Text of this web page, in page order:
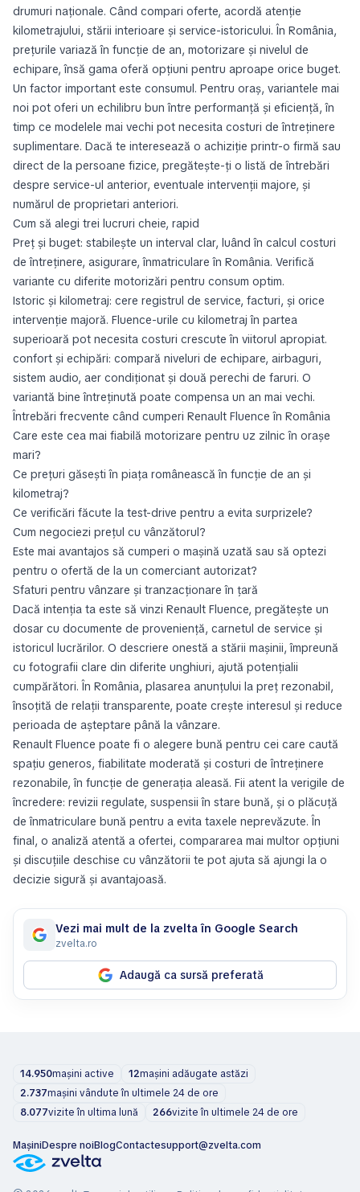
drumuri naționale. Când compari oferte, acordă atenție
kilometrajului, stării interioare și service-istoricului. În România,
prețurile variază în funcție de an, motorizare și nivelul de
echipare, însă gama oferă opțiuni pentru aproape orice buget.
Un factor important este consumul. Pentru oraș, variantele mai
noi pot oferi un echilibru bun între performanță și eficiență, în
timp ce modelele mai vechi pot necesita costuri de întreținere
suplimentare. Dacă te interesează o achiziție printr-o firmă sau
direct de la persoane fizice, pregătește-ți o listă de întrebări
despre service-ul anterior, eventuale intervenții majore, și
numărul de proprietari anteriori.
Cum să alegi trei lucruri cheie, rapid
Preț și buget: stabilește un interval clar, luând în calcul costuri
de întreținere, asigurare, înmatriculare în România. Verifică
variante cu diferite motorizări pentru consum optim.
Istoric și kilometraj: cere registrul de service, facturi, și orice
intervenție majoră. Fluence-urile cu kilometraj în partea
superioară pot necesita costuri crescute în viitorul apropiat.
confort și echipări: compară niveluri de echipare, airbaguri,
sistem audio, aer condiționat și două perechi de faruri. O
variantă bine întreținută poate compensa un an mai vechi.
Întrebări frecvente când cumperi Renault Fluence în România
Care este cea mai fiabilă motorizare pentru uz zilnic în orașe
mari?
Ce prețuri găsești în piața românească în funcție de an și
kilometraj?
Ce verificări făcute la test-drive pentru a evita surprizele?
Cum negociezi prețul cu vânzătorul?
Este mai avantajos să cumperi o mașină uzată sau să optezi
pentru o ofertă de la un comerciant autorizat?
Sfaturi pentru vânzare și tranzacționare în țară
Dacă intenția ta este să vinzi Renault Fluence, pregătește un
dosar cu documente de proveniență, carnetul de service și
istoricul lucrărilor. O descriere onestă a stării mașinii, împreună
cu fotografii clare din diferite unghiuri, ajută potențialii
cumpărători. În România, plasarea anunțului la preț rezonabil,
însoțită de relații transparente, poate crește interesul și reduce
perioada de așteptare până la vânzare.
Renault Fluence poate fi o alegere bună pentru cei care caută
spațiu generos, fiabilitate moderată și costuri de întreținere
rezonabile, în funcție de generația aleasă. Fii atent la verigile de
încredere: revizii regulate, suspensii în stare bună, și o plăcuță
de înmatriculare bună pentru a evita taxele neprevăzute. În
final, o analiză atentă a ofertei, compararea mai multor opțiuni
și discuțiile deschise cu vânzătorii te pot ajuta să ajungi la o
decizie sigură și avantajoasă.
Vezi mai mult de la zvelta în Google Search
zvelta.ro
Adaugă ca sursă preferată
14.950mașini active 12mașini adăugate astăzi
2.737mașini vândute în ultimele 24 de ore
8.077vizite în ultima lună 266vizite în ultimele 24 de ore
MașiniDespre noiBlogContactesupport@zvelta.com